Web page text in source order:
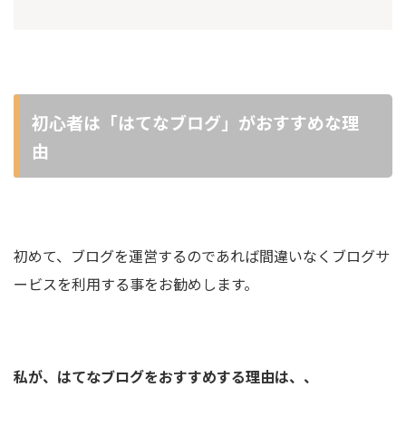
初心者は「はてなブログ」がおすすめな理
由
初めて、ブログを運営するのであれば間違いなくブログサ
ービスを利用する事をお勧めします。
私が、はてなブログをおすすめする理由は、、